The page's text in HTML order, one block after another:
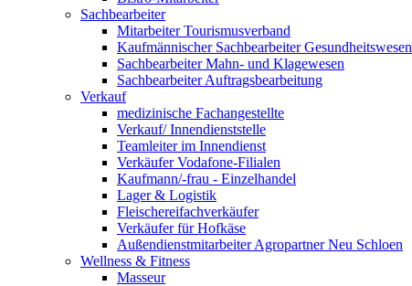
Sachbearbeiter
Mitarbeiter Tourismusverband
Kaufmännischer Sachbearbeiter Gesundheitswesen
Sachbearbeiter Mahn- und Klagewesen
Sachbearbeiter Auftragsbearbeitung
Verkauf
medizinische Fachangestellte
Verkauf/ Innendienststelle
Teamleiter im Innendienst
Verkäufer Vodafone-Filialen
Kaufmann/-frau - Einzelhandel
Lager & Logistik
Fleischereifachverkäufer
Verkäufer für Hofkäse
Außendienstmitarbeiter Agropartner Neu Schloen
Wellness & Fitness
Masseur